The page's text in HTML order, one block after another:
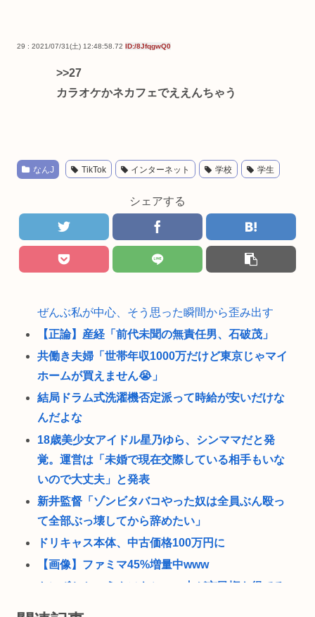
29 : 2021/07/31(土) 12:48:58.72 ID:/8JfqgwQ0
>>27
カラオケかネカフェでええんちゃう
なんJ TikTok インターネット 学校 学生
シェアする
ぜんぶ私が中心、そう思った瞬間から歪み出す
【正論】産経「前代未聞の無責任男、石破茂」
共働き夫婦「世帯年収1000万だけど東京じゃマイ
ホームが買えません😭」
結局ドラム式洗濯機否定派って時給が安いだけな
んだよな
18歳美少女アイドル星乃ゆら、シンママだと発
覚。運営は「未婚で現在交際している相手もいな
いので大丈夫」と発表
新井監督「ゾンビタバコやった奴は全員ぶん殴っ
て全部ぶっ壊してから辞めたい」
ドリキャス本体、中古価格100万円に
【画像】ファミマ45%増量中www
トンボとかいうクソキショい虫が市民権を得てる